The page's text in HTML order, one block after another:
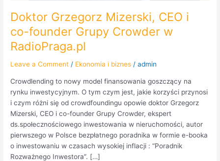
Doktor Grzegorz Mizerski, CEO i
co-founder Grupy Crowder w
RadioPraga.pl
Leave a Comment / Ekonomia i biznes /admin
Crowdlending to nowy model finansowania goszczący na
rynku inwestycyjnym. O tym czym jest, jakie korzyści przynosi
i czym różni się od crowdfoundingu opowie doktor Grzegorz
Mizerski, CEO i co-founder Grupy Crowder, ekspert
ds.społecznościowego inwestowania w nieruchomości, autor
pierwszego w Polsce bezpłatnego poradnika w formie e-booka
o inwestowaniu w czasach wysokiej inflacji : “Poradnik
Rozważnego Inwestora”. […]